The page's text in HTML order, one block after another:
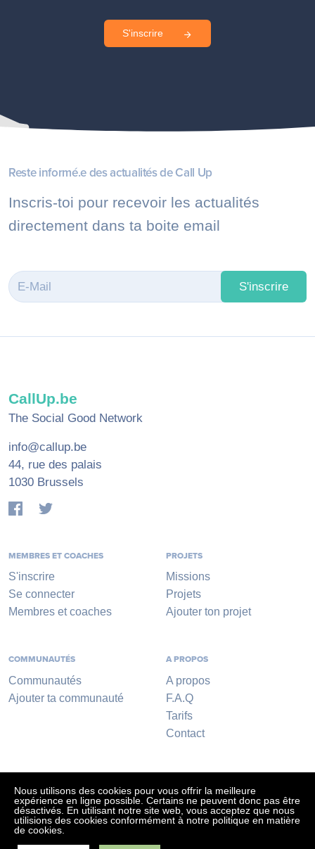
Nous utilisons des cookies pour vous offrir la meilleure
expérience en ligne possible. Certains ne peuvent donc pas être
désactivés. En utilisant notre site web, vous acceptez que nous
utilisions des cookies conformément à notre politique en matière
de cookies.
S'inscrire
Reste informé.e des actualités de Call Up
Inscris-toi pour recevoir les actualités
directement dans ta boite email
S'inscrire
CallUp.be
The Social Good Network
info@callup.be
44, rue des palais
1030 Brussels
MEMBRES ET COACHES
S'inscrire
Se connecter
Membres et coaches
PROJETS
Missions
Projets
Ajouter ton projet
COMMUNAUTÉS
Communautés
Ajouter ta communauté
A PROPOS
A propos
F.A.Q
Tarifs
Contact
Conditions générales